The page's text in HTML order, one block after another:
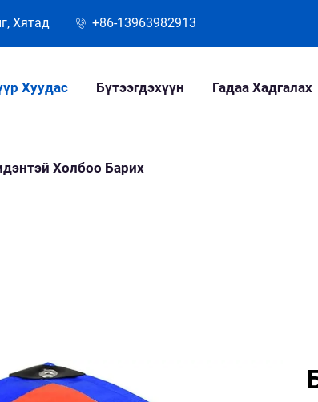
Хятад +86-13963982913
Хуудас Бүтээгдэхүүн Гадаа Хадгалах
Холбоо Барих